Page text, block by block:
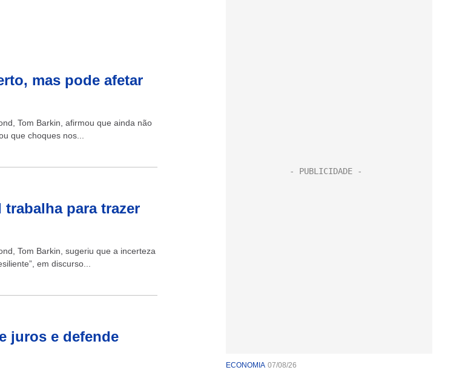
mas pode afetar
Tom Barkin, afirmou que ainda não
que choques nos...
para trazer
Tom Barkin, sugeriu que a incerteza
em discurso...
juros e defende
ECONOMIA 07/08/26